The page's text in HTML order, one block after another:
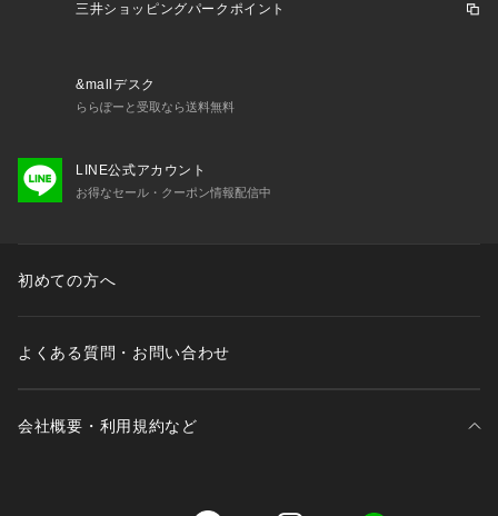
完売しているカラーの再入荷通知や、ラスト1点、セールの通
新商品や再入荷など、いち早くブランドの情報を受け取ること
ができます。
※照明の関係により、実際よりも色味が違って見える場合があ
ります。また、パソコン・スマートフォンなどの環境により、
三井ショッピングパークポイント
&mallデスク
ららぽーと受取なら送料無料
LINE公式アカウント
お得なセール・クーポン情報配信中
初めての方へ
よくある質問・お問い合わせ
会社概要・利用規約など